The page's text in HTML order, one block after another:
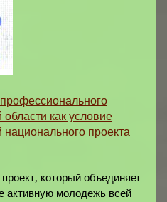
как условие
национального проекта
проект, который объединяет
активную молодежь всей